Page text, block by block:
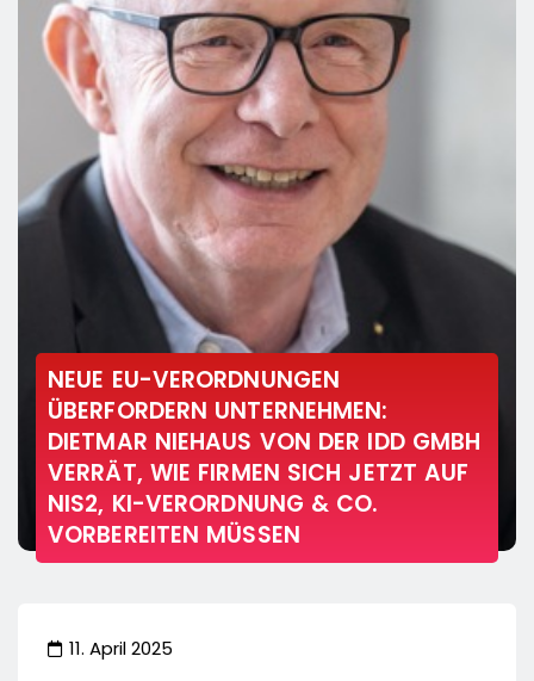
NEUE EU-VERORDNUNGEN
ÜBERFORDERN UNTERNEHMEN:
DIETMAR NIEHAUS VON DER IDD GMBH
VERRÄT, WIE FIRMEN SICH JETZT AUF
NIS2, KI-VERORDNUNG & CO.
VORBEREITEN MÜSSEN
11. April 2025